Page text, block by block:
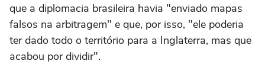
que a diplomacia brasileira havia "enviado mapas
falsos na arbitragem" e que, por isso, "ele poderia
ter dado todo o território para a Inglaterra, mas que
acabou por dividir".